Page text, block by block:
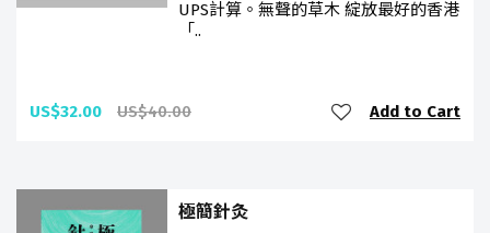
UPS計算。無聲的草木 綻放最好的香港
「..
US$32.00 US$40.00 Add to Cart
極簡針灸